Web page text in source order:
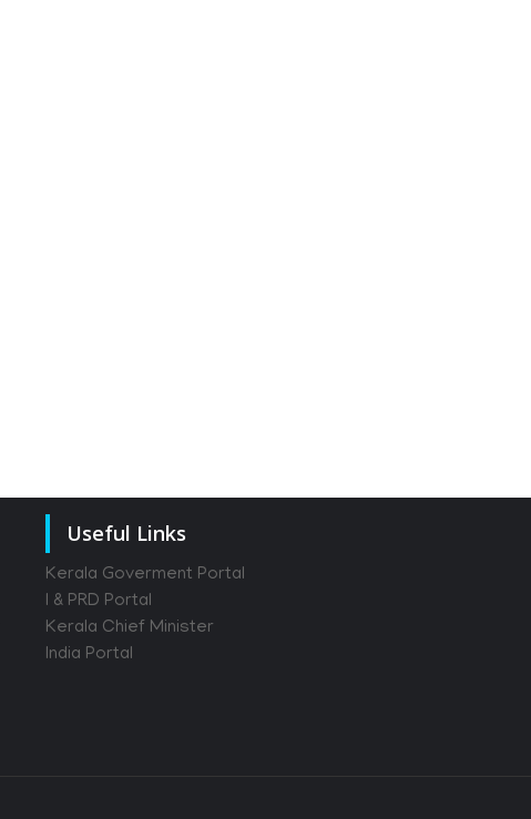
Useful Links
Kerala Goverment Portal
I & PRD Portal
Kerala Chief Minister
India Portal